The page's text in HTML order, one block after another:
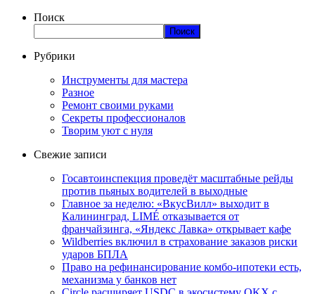
Поиск
Поиск
Рубрики
Инструменты для мастера
Разное
Ремонт своими руками
Секреты профессионалов
Творим уют с нуля
Свежие записи
Госавтоинспекция проведёт масштабные рейды
против пьяных водителей в выходные
Главное за неделю: «ВкусВилл» выходит в
Калининград, LIMÉ отказывается от
франчайзинга, «Яндекс Лавка» открывает кафе
Wildberries включил в страхование заказов риски
ударов БПЛА
Право на рефинансирование комбо-ипотеки есть,
механизма у банков нет